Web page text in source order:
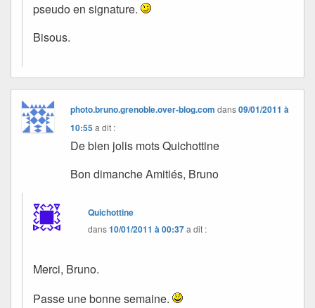
pseudo en signature.
Bisous.
photo.bruno.grenoble.over-blog.com dans09/01/2011 à
10:55 a dit :
De bien jolis mots Quichottine
Bon dimanche Amitiés, Bruno
Quichottine
dans10/01/2011 à 00:37a dit :
Merci, Bruno.
Passe une bonne semaine.